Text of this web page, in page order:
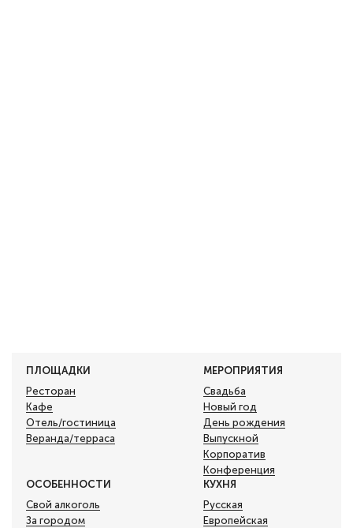
ПЛОЩАДКИ
Ресторан
Кафе
Отель/гостиница
Веранда/терраса
МЕРОПРИЯТИЯ
Свадьба
Новый год
День рождения
Выпускной
Корпоратив
Конференция
ОСОБЕННОСТИ
Свой алкоголь
За городом
КУХНЯ
Русская
Европейская